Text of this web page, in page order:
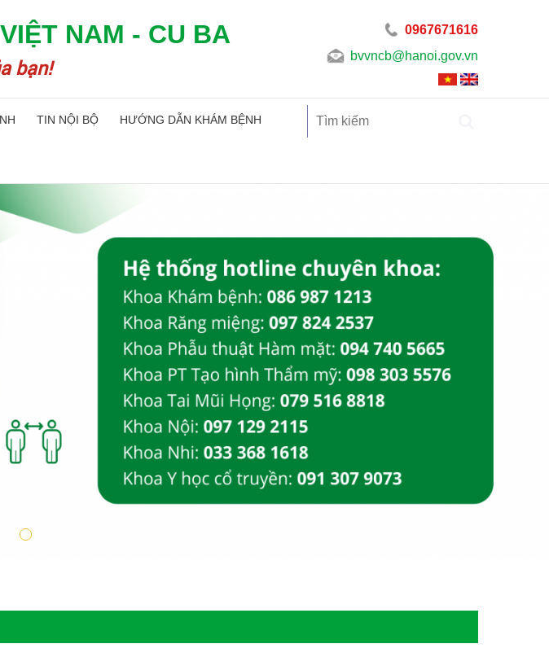
NAM - CU BA
bạn!
0967671616
bvvncb@hanoi.gov.vn
TIN NỘI BỘ HƯỚNG DẪN KHÁM BỆNH